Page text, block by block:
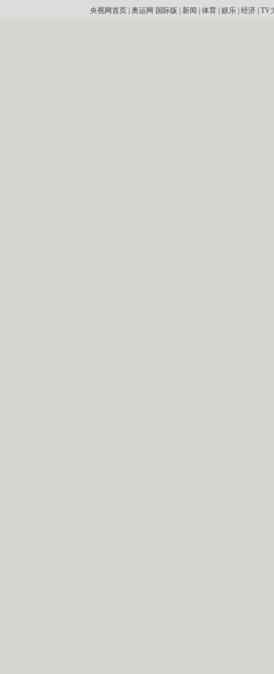
央视网首页| 奥运网 国际版 新闻 体育| 娱乐| 经济| TV